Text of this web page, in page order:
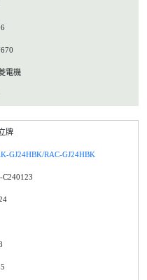
電機
牌
GJ24HBK/RAC-GJ24HBK
C240123